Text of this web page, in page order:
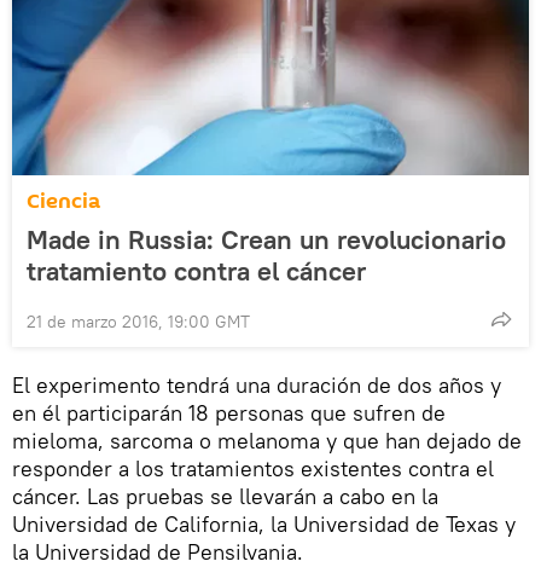
Ciencia
Made in Russia: Crean un revolucionario
tratamiento contra el cáncer
21 de marzo 2016, 19:00 GMT
El experimento tendrá una duración de dos años y
en él participarán 18 personas que sufren de
mieloma, sarcoma o melanoma y que han dejado de
responder a los tratamientos existentes contra el
cáncer. Las pruebas se llevarán a cabo en la
Universidad de California, la Universidad de Texas y
la Universidad de Pensilvania.